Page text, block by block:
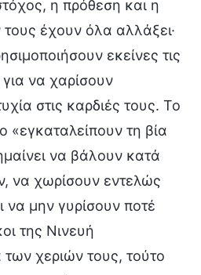
η πρόθεση και η
έχουν όλα αλλάξει·
εκείνες τις
να χαρίσουν
στις καρδιές τους. Το
«εγκαταλείπουν τη βία
να βάλουν κατά
να χωρίσουν εντελώς
να μην γυρίσουν ποτέ
της Νινευή
των χεριών τους, τούτο